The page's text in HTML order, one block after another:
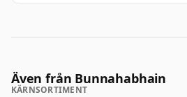
Även från Bunnahabhain
KÄRNSORTIMENT